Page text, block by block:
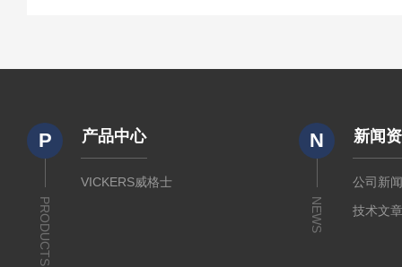
P
PRODUCTS
产品中心
VICKERS威格士
N
NEWS
新闻
公司新
技术文